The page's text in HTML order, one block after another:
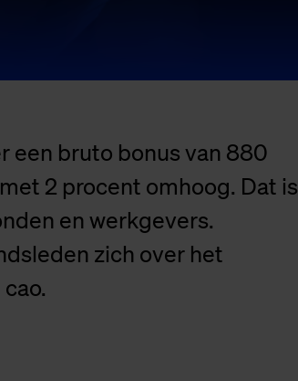
een bruto bonus van 880
2 procent omhoog. Dat is
en werkgevers.
zich over het